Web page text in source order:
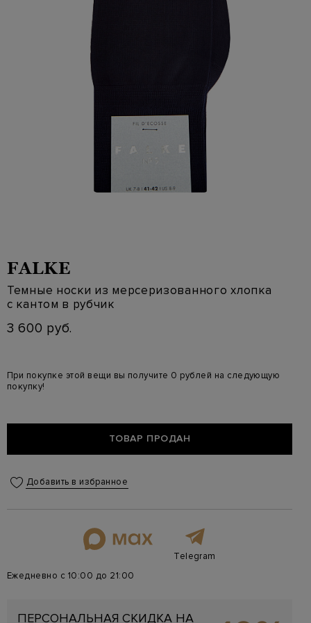
FALKE
Темные носки из мерсеризованного хлопка
с кантом в рубчик
3 600 руб.
При покупке этой вещи вы получите 0 рублей на следующую
покупку!
ТОВАР ПРОДАН
Добавить в избранное
Telegram
Ежедневно с 10:00 до 21:00
ПЕРСОНАЛЬНАЯ СКИДКА НА